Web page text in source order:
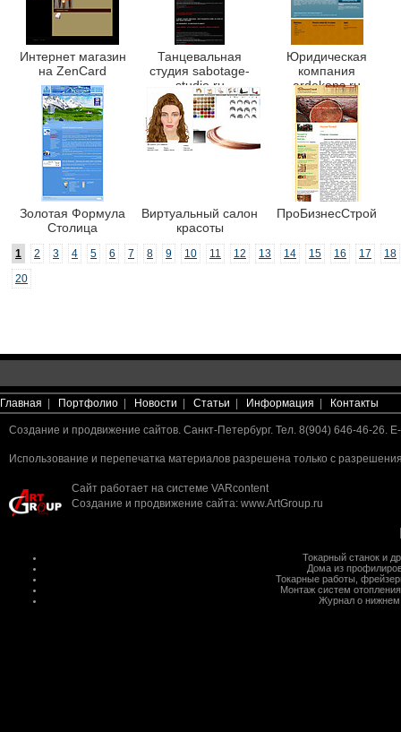
Интернет магазин
на ZenCard
Танцевальная
студия sabotage-
studio.ru
Юридическая
компания
ardekons.ru
Золотая Формула
Столица
Виртуальный салон
красоты
ПроБизнесСтрой
1 2 3 4 5 6 7 8 9 10 11 12 13 14 15 16 17
18
20
Главная Портфолио Новости Статьи Информация Контакты
Создание и продвижение сайтов. Санкт-Петербург. Тел. 8(904) 646-46-26.
Использование и перепечатка материалов разрешена только с
Сайт работает на системе VARcontent
Создание и продвижение сайта: www.ArtGroup.ru
Токарный станок и
Дома из
Токарные работы
Монтаж систем отопления
Журнал о нижнем